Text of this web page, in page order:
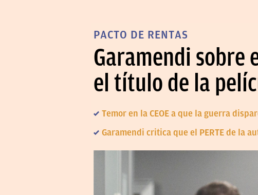
PACTO DE RENTAS
Garamendi sobre
el título de la
Temor en la CEOE a que la guerra
Garamendi critica que el PERTE de la